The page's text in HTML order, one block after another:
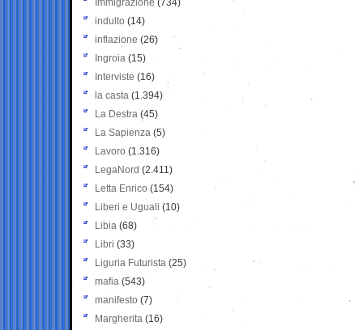
Immigrazione (734)
indulto (14)
inflazione (26)
Ingroia (15)
Interviste (16)
la casta (1.394)
La Destra (45)
La Sapienza (5)
Lavoro (1.316)
LegaNord (2.411)
Letta Enrico (154)
Liberi e Uguali (10)
Libia (68)
Libri (33)
Liguria Futurista (25)
mafia (543)
manifesto (7)
Margherita (16)